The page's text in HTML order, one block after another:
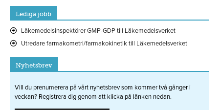
Lediga jobb
Läkemedelsinspektörer GMP-GDP till Läkemedelsverket
Utredare farmakometri/farmakokinetik till Läkemedelsverket
Nyhetsbrev
Vill du prenumerera på vårt nyhetsbrev som kommer två gånger i
veckan? Registrera dig genom att klicka på länken nedan.